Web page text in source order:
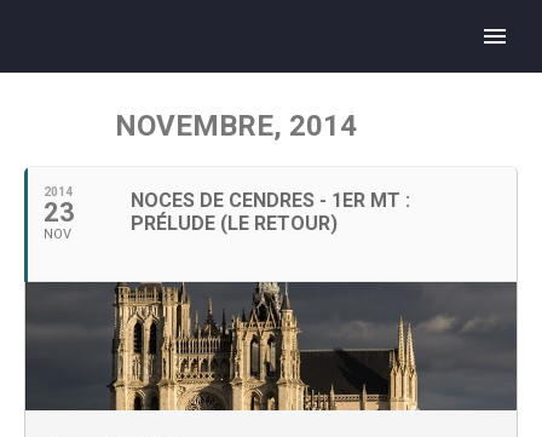
NOVEMBRE, 2014
2014
23
NOV
NOCES DE CENDRES - 1ER MT :
PRÉLUDE (LE RETOUR)